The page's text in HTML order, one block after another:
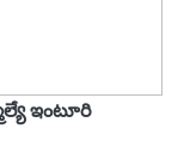
ఇంటూరి